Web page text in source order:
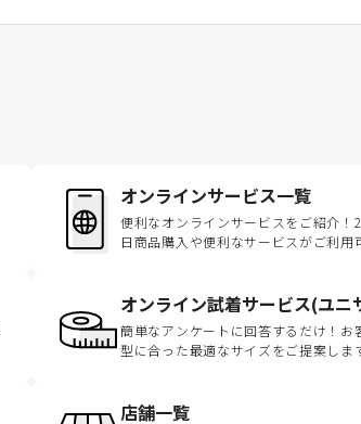
オンラインサービス一覧
便利なオンラインサービスをご紹介！
日商品購入や便利なサービスがご利用
オンライン試着サービス(ユニ
簡単なアンケートに回答するだけ！お
型に合った最適なサイズをご提案しま
店舗一覧